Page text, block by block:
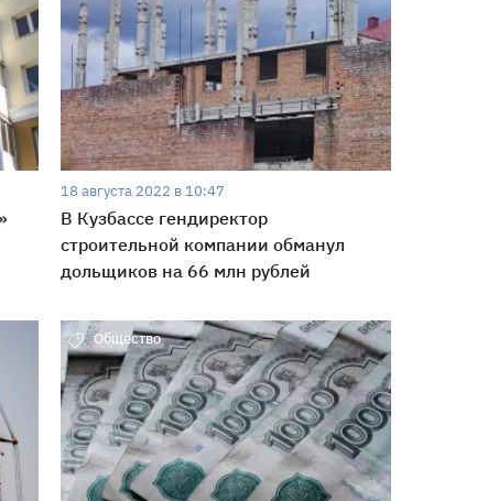
18 августа 2022 в 10:47
В Кузбассе гендиректор
строительной компании обманул
дольщиков на 66 млн рублей
Общество